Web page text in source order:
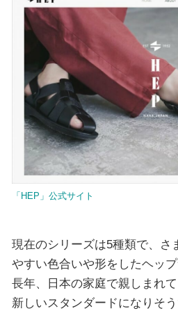
「HEP」公式サイト
現在のシリーズは5種類で、さ
やすい色合いや形をしたヘッ
長年、日本の家庭で親しまれ
新しいスタンダードになりそう